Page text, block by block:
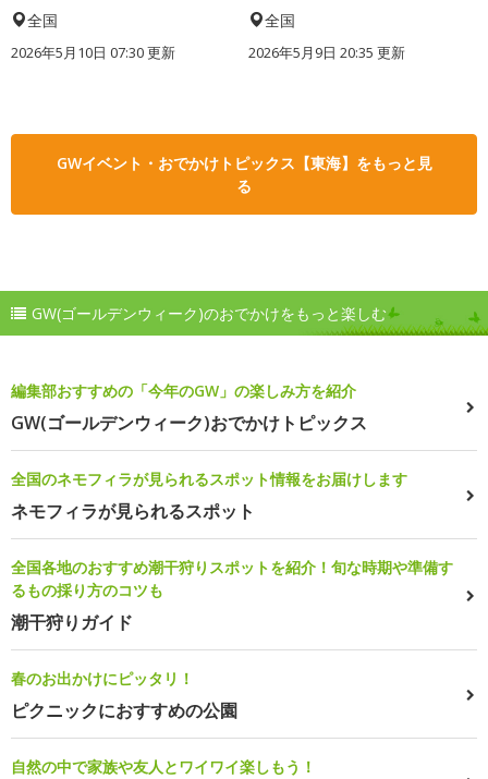
全国
2026年5月10日 07:30 更新
全国
2026年5月9日 20:35 更新
GWイベント・おでかけトピックス【東海】をもっと見
る
GW(ゴールデンウィーク)のおでかけをもっと楽しむ
編集部おすすめの「今年のGW」の楽しみ方を紹介
GW(ゴールデンウィーク)おでかけトピックス
全国のネモフィラが見られるスポット情報をお届けします
ネモフィラが見られるスポット
全国各地のおすすめ潮干狩りスポットを紹介！旬な時期や準備す
るもの採り方のコツも
潮干狩りガイド
春のお出かけにピッタリ！
ピクニックにおすすめの公園
自然の中で家族や友人とワイワイ楽しもう！